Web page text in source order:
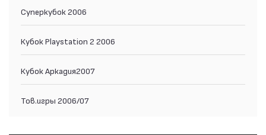
Суперкубок 2006
Кубок Playstation 2 2006
Кубок Аркадия2007
Тов.игры 2006/07